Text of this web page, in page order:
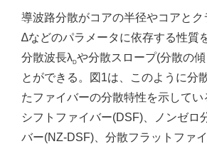
導波路分散がコアの半径やコアと
∆などのパラメータに依存する性質
分散波長λDや分散スロープ(分散の
とができる。図1は、このように分
たファイバーの分散特性を示して
シフトファイバー(DSF)、ノンゼロ
バー(NZ-DSF)、分散フラットファ